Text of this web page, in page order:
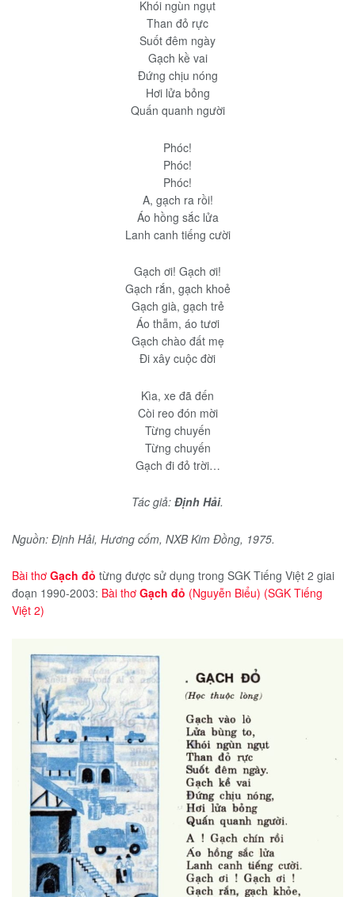
Khói ngùn ngụt
Than đỏ rực
Suốt đêm ngày
Gạch kề vai
Đứng chịu nóng
Hơi lửa bỏng
Quấn quanh người
Phóc!
Phóc!
Phóc!
A, gạch ra rồi!
Áo hồng sắc lửa
Lanh canh tiếng cười
Gạch ơi! Gạch ơi!
Gạch rắn, gạch khoẻ
Gạch già, gạch trẻ
Áo thẫm, áo tươi
Gạch chào đất mẹ
Đi xây cuộc đời
Kìa, xe đã đến
Còi reo đón mời
Từng chuyến
Từng chuyến
Gạch đi đỏ trời…
Tác giả: Định Hải.
Nguồn: Định Hải, Hương cốm, NXB Kim Đồng, 1975.
Bài thơ Gạch đỏ từng được sử dụng trong SGK Tiếng Việt 2 giai
đoạn 1990-2003: Bài thơ Gạch đỏ (Nguyễn Biểu) (SGK Tiếng
Việt 2)